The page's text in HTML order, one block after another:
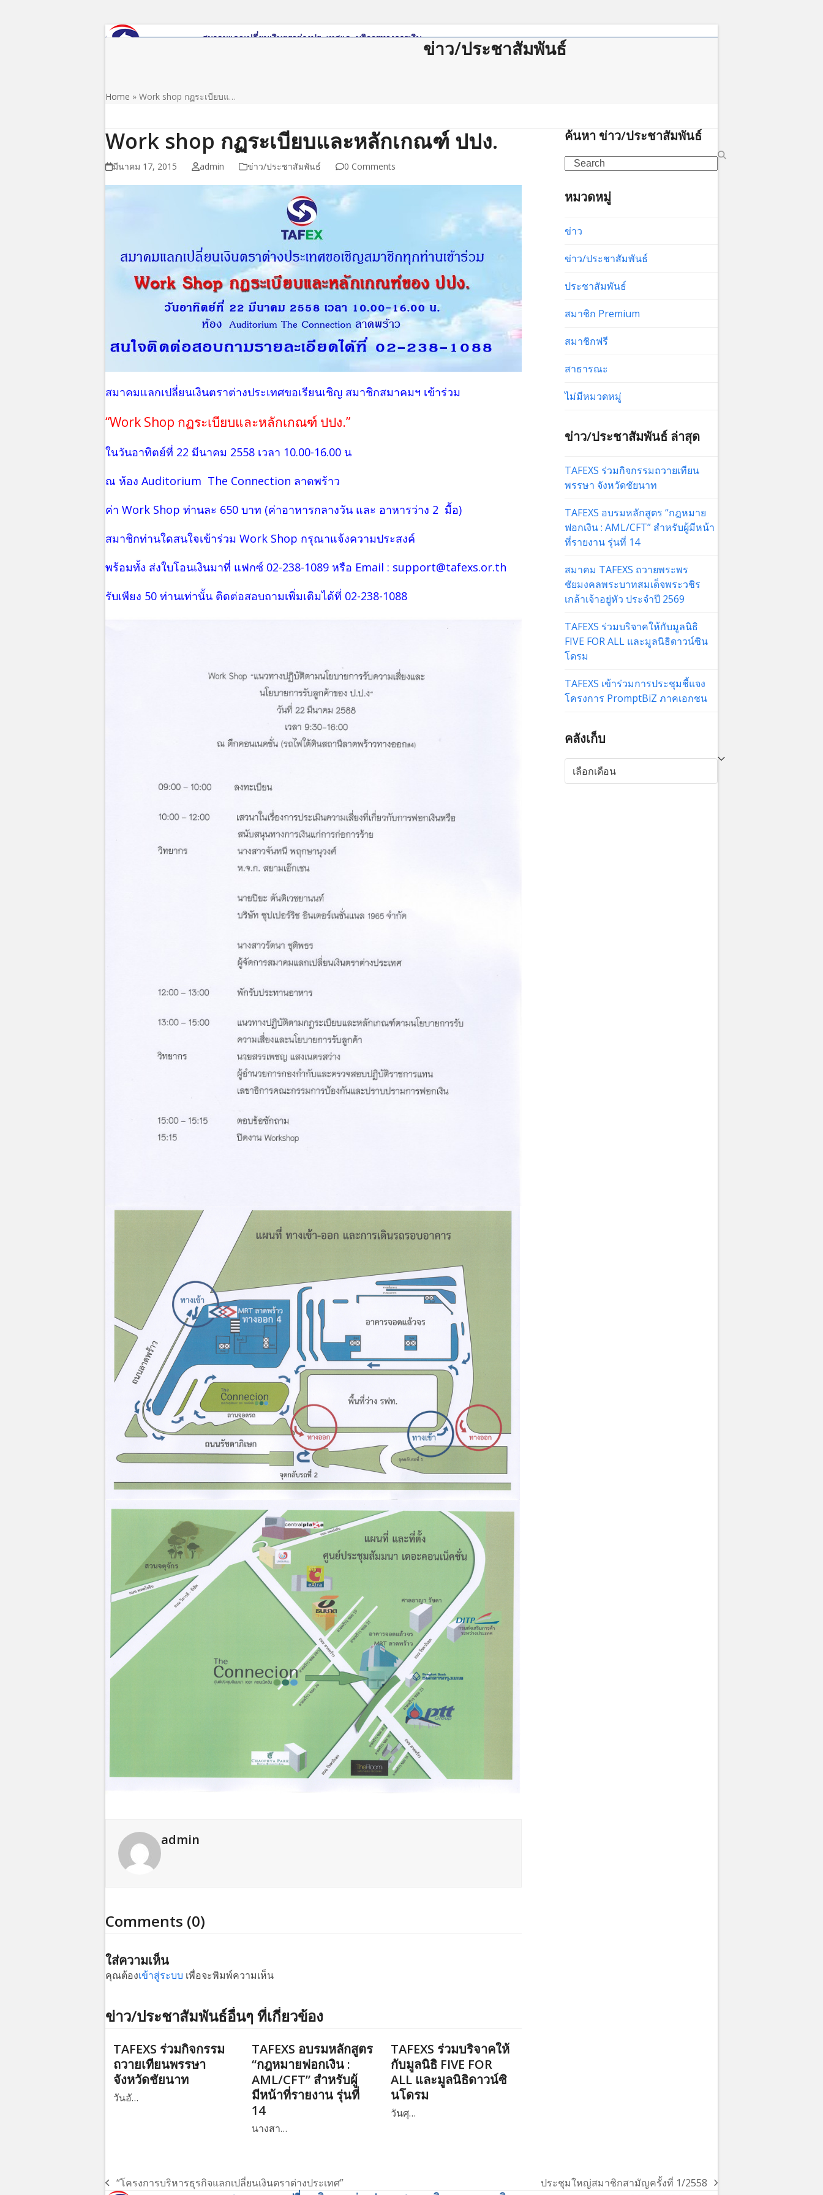
ข่าว/ประชาสัมพันธ์
Home » Work shop กฏระเบียบแ…
Work shop กฏระเบียบและหลักเกณฑ์ ปปง.
มีนาคม 17, 2015 admin ข่าว/ประชาสัมพันธ์ 0 Comments
สมาคมแลกเปลี่ยนเงินตราต่างประเทศขอเรียนเชิญ สมาชิกสมาคมฯ เข้าร่วม
“Work Shop กฏระเบียบและหลักเกณฑ์ ปปง.”
ในวันอาทิตย์ที่ 22 มีนาคม 2558 เวลา 10.00-16.00 น
ณ ห้อง Auditorium The Connection ลาดพร้าว
ค่า Work Shop ท่านละ 650 บาท (ค่าอาหารกลางวัน และ อาหารว่าง 2 มื้อ)
สมาชิกท่านใดสนใจเข้าร่วม Work Shop กรุณาแจ้งความประสงค์
พร้อมทั้ง ส่งใบโอนเงินมาที่ แฟกซ์ 02-238-1089 หรือ Email : support@tafexs.or.th
รับเพียง 50 ท่านเท่านั้น ติดต่อสอบถามเพิ่มเติมได้ที่ 02-238-1088
admin
Comments (0)
ใส่ความเห็น
คุณต้องเข้าสู่ระบบ เพื่อจะพิมพ์ความเห็น
ข่าว/ประชาสัมพันธ์อื่นๆ ที่เกี่ยวข้อง
TAFEXS ร่วมกิจกรรม
ถวายเทียนพรรษา
จังหวัดชัยนาท
วันอั…
TAFEXS อบรมหลักสูตร
“กฎหมายฟอกเงิน :
AML/CFT” สำหรับผู้
มีหน้าที่รายงาน รุ่นที่
14
นางสา…
TAFEXS ร่วมบริจาคให้
กับมูลนิธิ FIVE FOR
ALL และมูลนิธิดาวน์ซิ
นโดรม
วันศุ…
ค้นหา ข่าว/ประชาสัมพันธ์
Search
หมวดหมู่
ข่าว
ข่าว/ประชาสัมพันธ์
ประชาสัมพันธ์
สมาชิก Premium
สมาชิกฟรี
สาธารณะ
ไม่มีหมวดหมู่
ข่าว/ประชาสัมพันธ์ ล่าสุด
TAFEXS ร่วมกิจกรรมถวายเทียน
พรรษา จังหวัดชัยนาท
TAFEXS อบรมหลักสูตร “กฎหมาย
ฟอกเงิน : AML/CFT” สำหรับผู้มีหน้า
ที่รายงาน รุ่นที่ 14
สมาคม TAFEXS ถวายพระพร
ชัยมงคลพระบาทสมเด็จพระวชิร
เกล้าเจ้าอยู่หัว ประจำปี 2569
TAFEXS ร่วมบริจาคให้กับมูลนิธิ
FIVE FOR ALL และมูลนิธิดาวน์ซิน
โดรม
TAFEXS เข้าร่วมการประชุมชี้แจง
โครงการ PromptBiZ ภาคเอกชน
คลังเก็บ
คลัง
เก็บ
previous
“โครงการบริหารธุรกิจแลกเปลี่ยนเงินตราต่างประเทศ” next
ประชุมใหญ่สมาชิกสามัญครั้งที่ 1/2558